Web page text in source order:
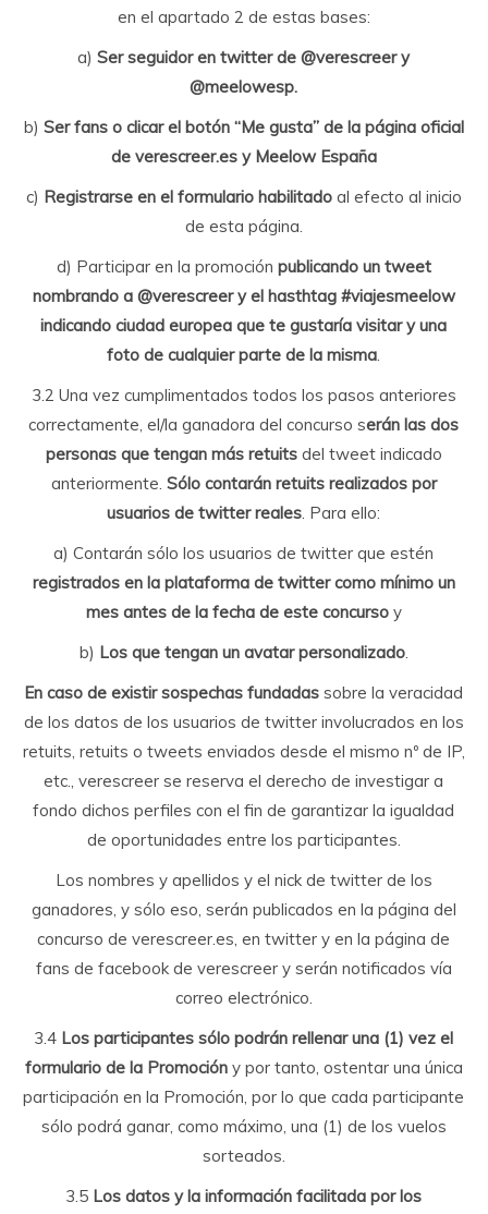
en el apartado 2 de estas bases:
a)Ser seguidor en twitter de @verescreer y
@meelowesp.
b) Ser fans o clicar el botón “Me gusta” de la página oficial
de verescreer.es y Meelow España
c) Registrarse en el formulario habilitadoal efecto al inicio
de esta página.
d) Participar en la promoción publicando un tweet
nombrando a @verescreer y el hasthtag #viajesmeelow
indicando ciudad europea que te gustaría visitar y una
foto de cualquier parte de la misma.
3.2 Una vez cumplimentados todos los pasos anteriores
correctamente, el/la ganadora del concurso serán las dos
personas que tengan más retuitsdel tweet indicado
anteriormente. Sólo contarán retuits realizados por
usuarios de twitter reales. Para ello:
a) Contarán sólo los usuarios de twitter que estén
registrados en la plataforma de twitter como mínimo un
mes antes de la fecha de este concursoy
b) Los que tengan un avatar personalizado.
En caso de existir sospechas fundadas sobre la veracidad
de los datos de los usuarios de twitter involucrados en los
retuits, retuits o tweets enviados desde el mismo nº de IP,
etc., verescreer se reserva el derecho de investigar a
fondo dichos perfiles con el fin de garantizar la igualdad
de oportunidades entre los participantes.
Los nombres y apellidos y el nick de twitter de los
ganadores, y sólo eso, serán publicados en la página del
concurso de verescreer.es, en twitter y en la página de
fans de facebook de verescreer y serán notificados vía
correo electrónico.
3.4 Los participantes sólo podrán rellenar una (1) vez el
formulario de la Promocióny por tanto, ostentar una única
participación en la Promoción, por lo que cada participante
sólo podrá ganar, como máximo, una (1) de los vuelos
sorteados.
3.5 Los datos y la información facilitada por los